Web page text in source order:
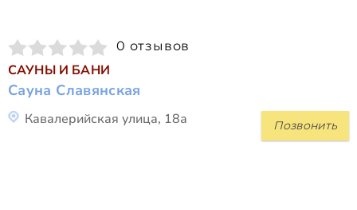
0 отзывов
САУНЫ И БАНИ
Сауна Славянская
Позвонить
Кавалерийская улица, 18а